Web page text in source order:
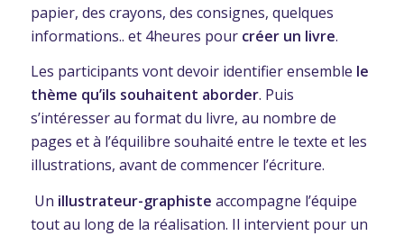
papier, des crayons, des consignes, quelques
informations.. et 4heures pour créer un livre.
Les participants vont devoir identifier ensemble le
thème qu’ils souhaitent aborder. Puis
s’intéresser au format du livre, au nombre de
pages et à l’équilibre souhaité entre le texte et les
illustrations, avant de commencer l’écriture.
Un illustrateur-graphiste accompagne l’équipe
tout au long de la réalisation. Il intervient pour un